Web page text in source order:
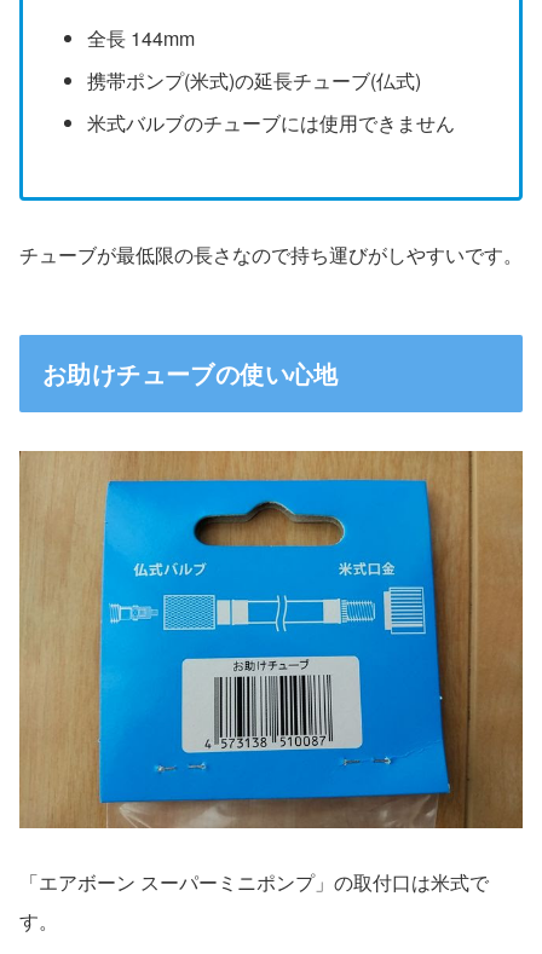
全長 144mm
携帯ポンプ(米式)の延長チューブ(仏式)
米式バルブのチューブには使用できません
チューブが最低限の長さなので持ち運びがしやすいです。
お助けチューブの使い心地
「エアボーン スーパーミニポンプ」の取付口は米式で
す。